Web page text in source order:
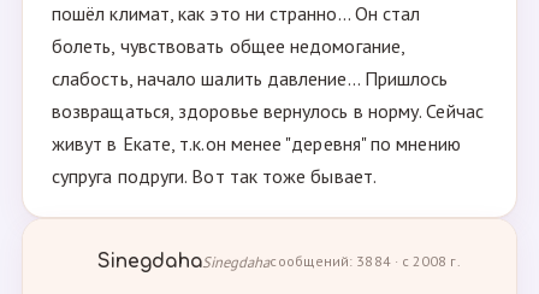
пошёл климат, как это ни странно... Он стал
болеть, чувствовать общее недомогание,
слабость, начало шалить давление... Пришлось
возвращаться, здоровье вернулось в норму. Сейчас
живут в Екате, т.к.он менее "деревня" по мнению
супруга подруги. Вот так тоже бывает.
SinegdahaSinegdahaсообщений: 3884 · с 2008 г.